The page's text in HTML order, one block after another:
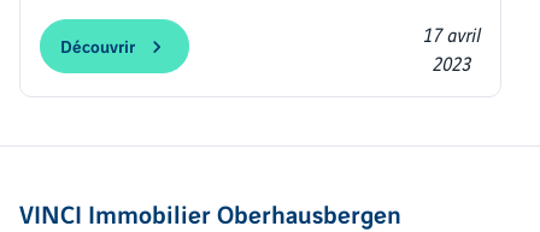
Découvrir
17 avril
2023
VINCI Immobilier Oberhausbergen